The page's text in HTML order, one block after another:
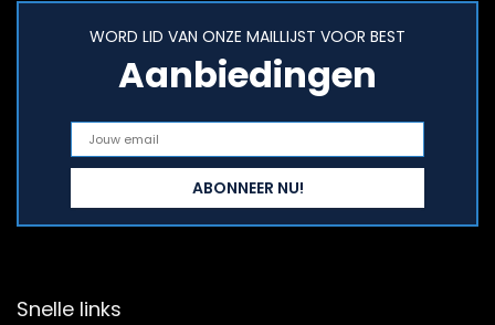
WORD LID VAN ONZE MAILLIJST VOOR BEST
Aanbiedingen
Snelle links